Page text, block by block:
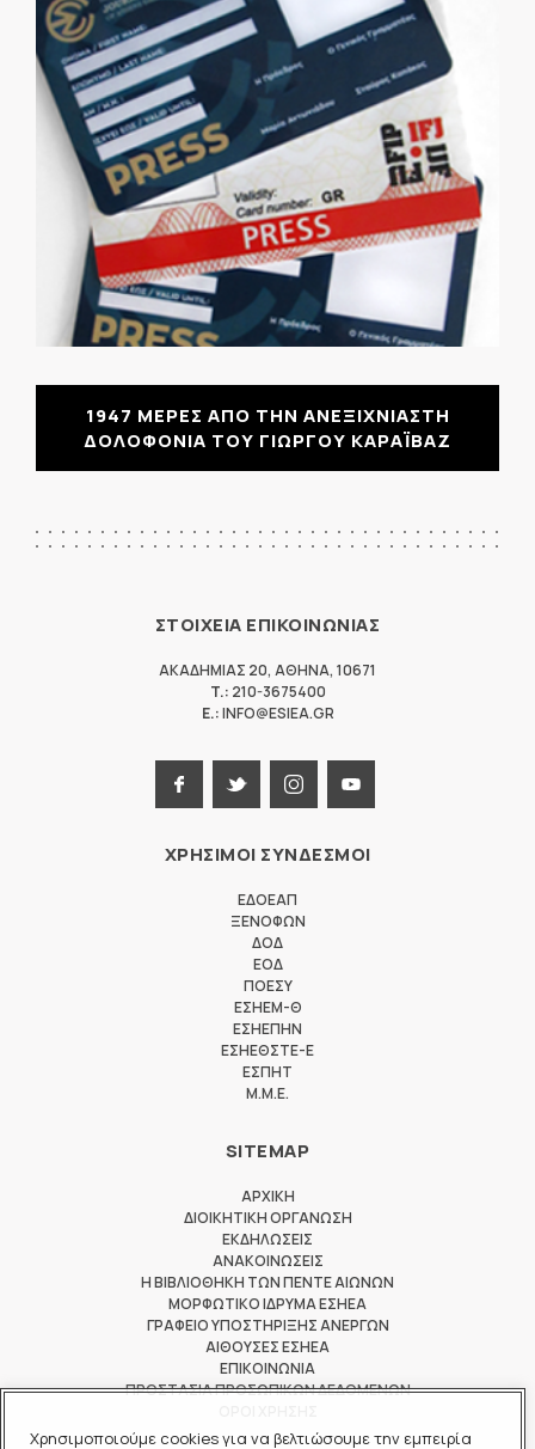
Χρησιμοποιούμε cookies για να βελτιώσουμε την εμπειρία
1947 ΜΕΡΕΣ ΑΠΟ ΤΗΝ ΑΝΕΞΙΧΝΙΑΣΤΗ
ΔΟΛΟΦΟΝΙΑ ΤΟΥ ΓΙΩΡΓΟΥ ΚΑΡΑΪΒΑΖ
ΣΤΟΙΧΕΙΑ ΕΠΙΚΟΙΝΩΝΙΑΣ
ΑΚΑΔΗΜΙΑΣ 20, ΑΘΗΝΑ, 10671
T.: 210-3675400
E.:INFO@ESIEA.GR
ΧΡΗΣΙΜΟΙ ΣΥΝΔΕΣΜΟΙ
ΕΔΟΕΑΠ
ΞΕΝΟΦΩΝ
ΔΟΔ
ΕΟΔ
ΠΟΕΣΥ
ΕΣΗΕΜ-Θ
ΕΣΗΕΠΗΝ
ΕΣΗΕΘΣΤΕ-Ε
ΕΣΠΗΤ
M.M.E.
SITEMAP
ΑΡΧΙΚΗ
ΔΙΟΙΚΗΤΙΚΗ ΟΡΓΑΝΩΣΗ
ΕΚΔΗΛΩΣΕΙΣ
ΑΝΑΚΟΙΝΩΣΕΙΣ
Η ΒΙΒΛΙΟΘΗΚΗ ΤΩΝ ΠΕΝΤΕ ΑΙΩΝΩΝ
ΜΟΡΦΩΤΙΚΟ ΙΔΡΥΜΑ ΕΣΗΕΑ
ΓΡΑΦΕΙΟ ΥΠΟΣΤΗΡΙΞΗΣ ΑΝΕΡΓΩΝ
ΑΙΘΟΥΣΕΣ ΕΣΗΕΑ
ΕΠΙΚΟΙΝΩΝΙΑ
ΠΡΟΣΤΑΣΙΑ ΠΡΟΣΩΠΙΚΩΝ ΔΕΔΟΜΕΝΩΝ